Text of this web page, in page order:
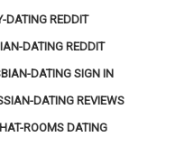
DATING REDDIT
DATING REDDIT
DATING SIGN IN
DATING REVIEWS
ROOMS DATING